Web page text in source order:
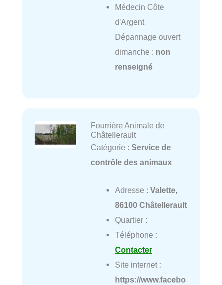
Médecin Côte
d'Argent
Dépannage ouvert
dimanche : non
renseigné
Fourrière Animale de
Châtellerault
Catégorie : Service de
contrôle des animaux
Adresse : Valette,
86100 Châtellerault
Quartier :
Téléphone :
Contacter
Site internet :
https://www.facebo